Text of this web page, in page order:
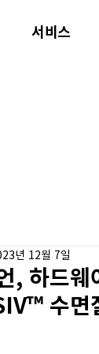
서비스
, 하드
수면
년 12월 7일